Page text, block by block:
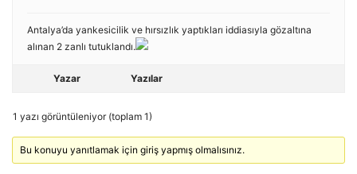
Antalya’da yankesicilik ve hırsızlık yaptıkları iddiasıyla gözaltına
alınan 2 zanlı tutuklandı.
Yazar Yazılar
1 yazı görüntüleniyor (toplam 1)
Bu konuyu yanıtlamak için giriş yapmış olmalısınız.